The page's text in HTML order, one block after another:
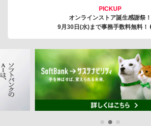
PICKUP
オンラインストア誕生感謝祭！
9月30日(水)まで事務手数料無料！